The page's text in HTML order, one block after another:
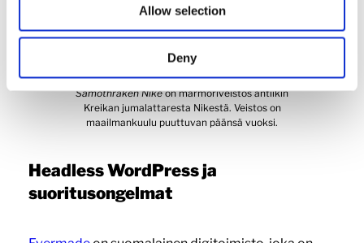
Allow selection
Deny
Samothraken Nikeon marmoriveistos antiikin
Kreikan jumalattaresta Nikestä. Veistos on
maailmankuulu puuttuvan päänsä vuoksi.
Headless WordPress ja
suoritusongelmat